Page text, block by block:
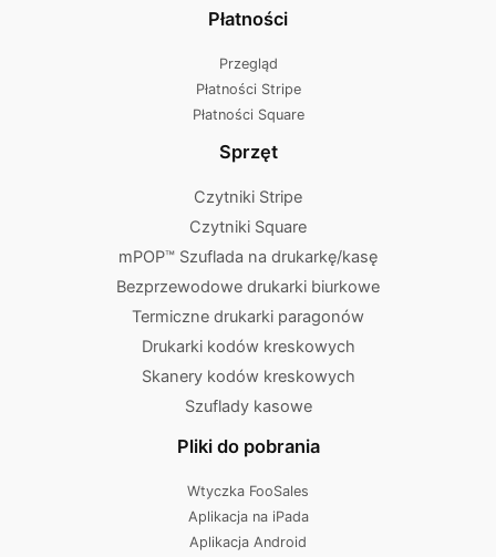
Płatności
Przegląd
Płatności Stripe
Płatności Square
Sprzęt
Czytniki Stripe
Czytniki Square
mPOP™ Szuflada na drukarkę/kasę
Bezprzewodowe drukarki biurkowe
Termiczne drukarki paragonów
Drukarki kodów kreskowych
Skanery kodów kreskowych
Szuflady kasowe
Pliki do pobrania
Wtyczka FooSales
Aplikacja na iPada
Aplikacja Android